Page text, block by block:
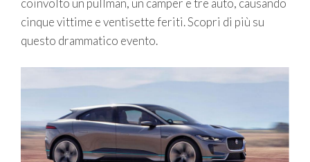
coinvolto un pullman, un camper e tre auto, causando
cinque vittime e ventisette feriti. Scopri di più su
questo drammatico evento.